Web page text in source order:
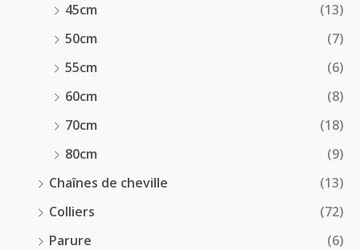
45cm
(13)
50cm
(7)
55cm
(6)
60cm
(8)
70cm
(18)
80cm
(9)
Chaînes de cheville
(13)
Colliers
(72)
Parure
(6)